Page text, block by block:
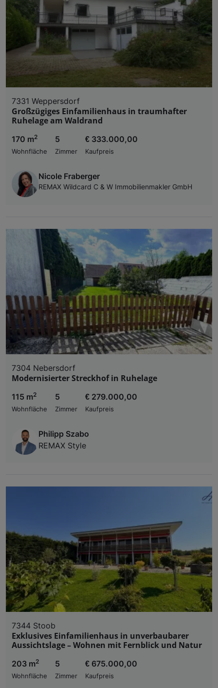
7331 Weppersdorf
Großzügiges Einfamilienhaus in traumhafter
Ruhelage am Waldrand
170 m2
Wohnfläche
5
Zimmer
€ 333.000,00
Kaufpreis
Nicole Fraberger
REMAX Wildcard C & W Immobilienmakler GmbH
7304 Nebersdorf
Modernisierter Streckhof in Ruhelage
115 m2
Wohnfläche
5
Zimmer
€ 279.000,00
Kaufpreis
Philipp Szabo
REMAX Style
7344 Stoob
Exklusives Einfamilienhaus in unverbaubarer
Aussichtslage – Wohnen mit Fernblick und Natur
203 m2
Wohnfläche
5
Zimmer
€ 675.000,00
Kaufpreis